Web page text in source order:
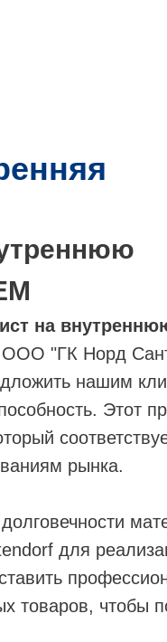
на
ООО "ГК Норд
нашим
Этот
рынка.
для
товаров, чтобы